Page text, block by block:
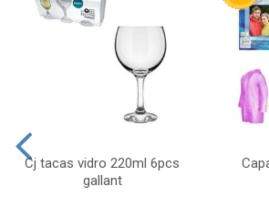
Cj tacas vidro 220ml 6pcs
gallant